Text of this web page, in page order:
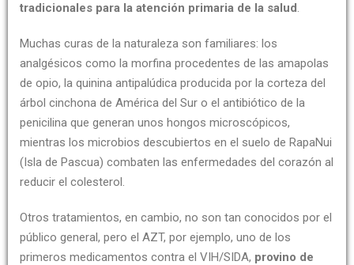
tradicionales para la atención primaria de la salud.
Muchas curas de la naturaleza son familiares: los
analgésicos como la morfina procedentes de las amapolas
de opio, la quinina antipalúdica producida por la corteza del
árbol cinchona de América del Sur o el antibiótico de la
penicilina que generan unos hongos microscópicos,
mientras los microbios descubiertos en el suelo de RapaNui
(Isla de Pascua) combaten las enfermedades del corazón al
reducir el colesterol.
Otros tratamientos, en cambio, no son tan conocidos por el
público general, pero el AZT, por ejemplo, uno de los
primeros medicamentos contra el VIH/SIDA, provino de